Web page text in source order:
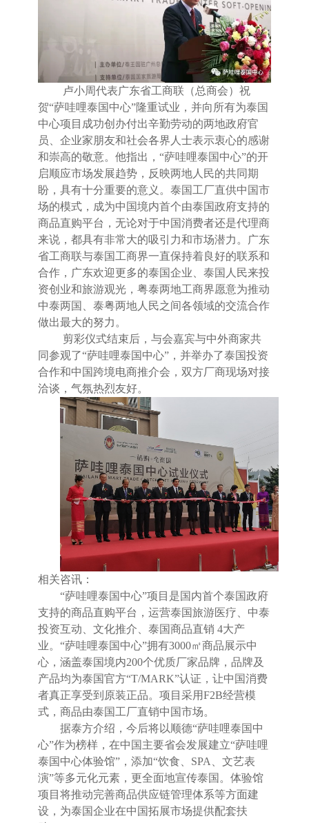
卢小周代表广东省工商联（总商会）祝
贺“萨哇哩泰国中心”隆重试业，并向所有为泰国
中心项目成功创办付出辛勤劳动的两地政府官
员、企业家朋友和社会各界人士表示衷心的感谢
和崇高的敬意。他指出， “萨哇哩泰国中心”的开
启顺应市场发展趋势，反映两地人民的共同期
盼，具有十分重要的意义。泰国工厂直供中国市
场的模式，成为中国境内首个由泰国政府支持的
商品直购平台，无论对于中国消费者还是代理商
来说，都具有非常大的吸引力和市场潜力。广东
省工商联与泰国工商界一直保持着良好的联系和
合作，广东欢迎更多的泰国企业、泰国人民来投
资创业和旅游观光，粤泰两地工商界愿意为推动
中泰两国、泰粤两地人民之间各领域的交流合作
做出最大的努力。
剪彩仪式结束后，与会嘉宾与中外商家共
同参观了“萨哇哩泰国中心”，并举办了泰国投资
合作和中国跨境电商推介会，双方厂商现场对接
洽谈，气氛热烈友好。
相关咨讯：
“萨哇哩泰国中心”项目是国内首个泰国政府
支持的商品直购平台，运营泰国旅游医疗、中泰
投资互动、文化推介、泰国商品直销 4大产
业。 “萨哇哩泰国中心”拥有3000㎡商品展示中
心，涵盖泰国境内200个优质厂家品牌，品牌及
产品均为泰国官方“T/MARK”认证，让中国消费
者真正享受到原装正品。项目采用F2B经营模
式，商品由泰国工厂直销中国市场。
据泰方介绍，今后将以顺德“萨哇哩泰国中
心”作为榜样，在中国主要省会发展建立“萨哇哩
泰国中心体验馆”，添加“饮食、 SPA
、文艺表
演”等多元化元素，更全面地宣传泰国。体验馆
项目将推动完善商品供应链管理体系等方面建
设，为泰国企业在中国拓展市场提供配套扶